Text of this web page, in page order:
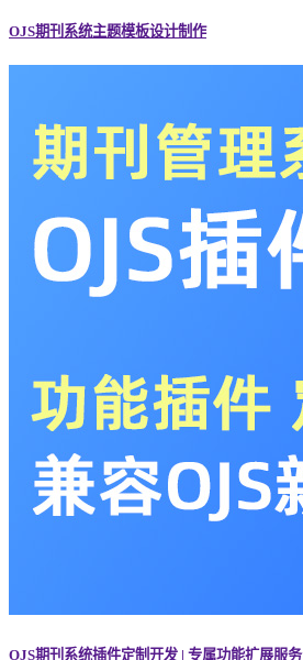
OJS期刊系统主题模板设计制作
OJS期刊系统插件定制开发 | 专属功能扩展服务